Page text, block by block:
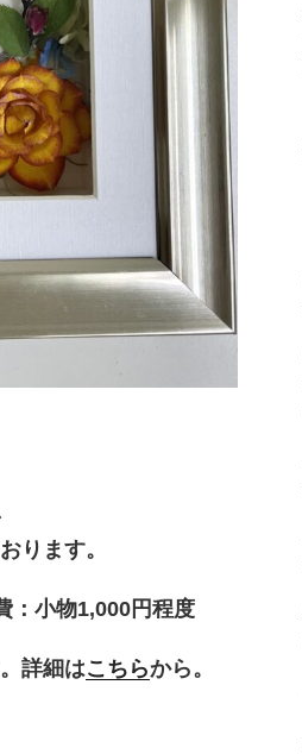
ります。
小物1,000円程度
詳細はこちらから。